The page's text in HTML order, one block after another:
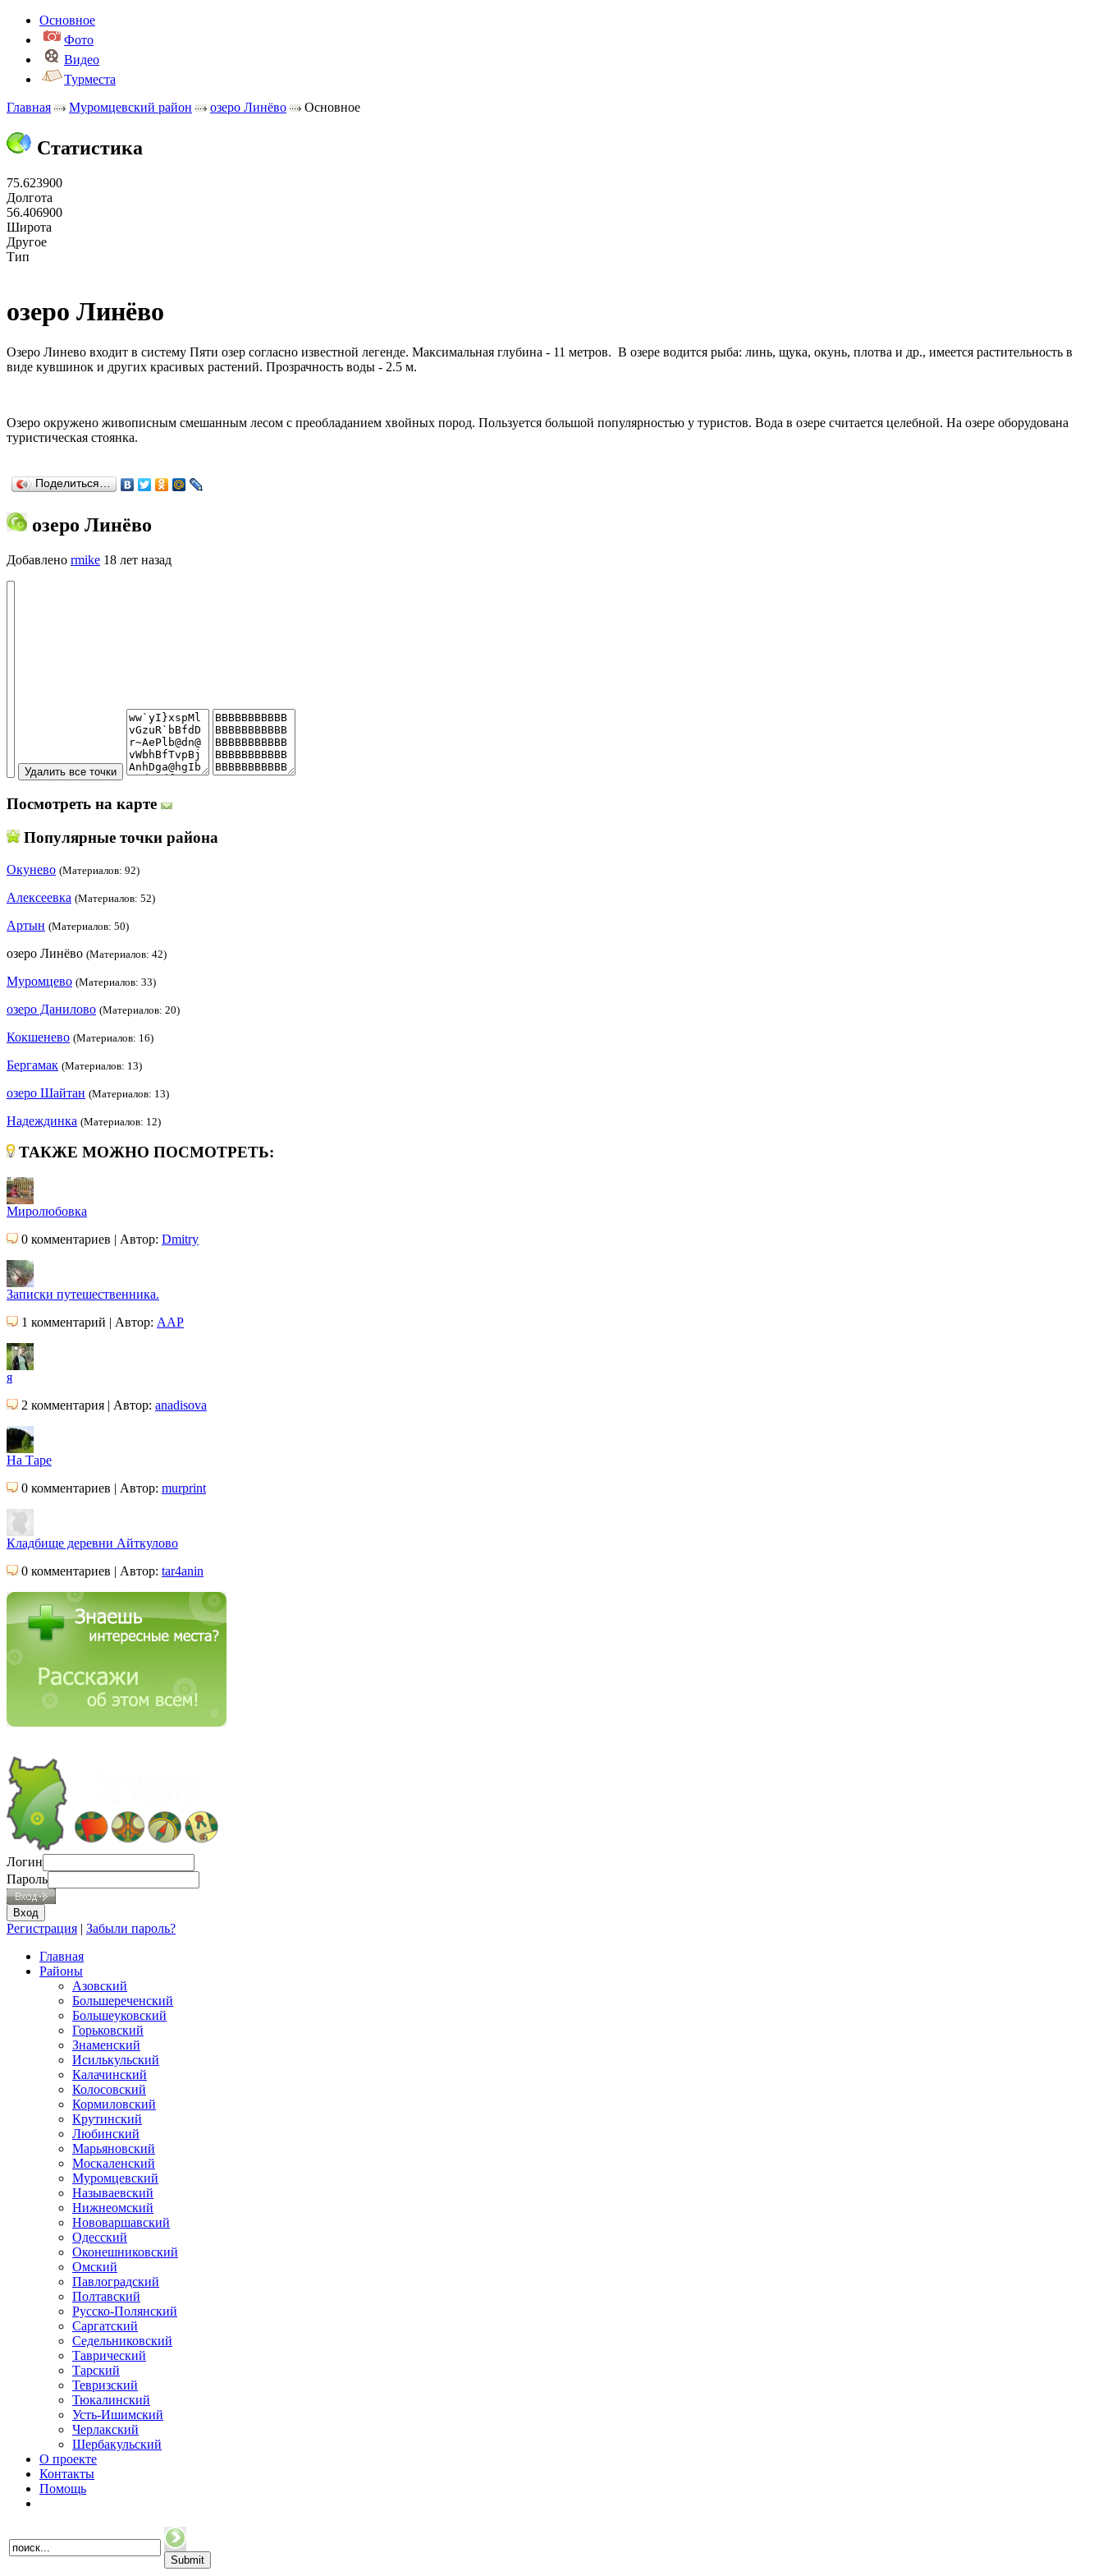
Основное
Фото
Видео
Турместа
Главная
Муромцевский район озеро Линёво Основное
Статистика
75.623900
Долгота
56.406900
Широта
Другое
Тип
озеро Линёво
Озеро Линево входит в систему Пяти озер согласно известной легенде. Максимальная глубина - 11 метров. В озере водится рыба: линь, щука, окунь, плотва и др., имеется растительность в
виде кувшинок и других красивых растений. Прозрачность воды - 2.5 м.
Озеро окружено живописным смешанным лесом с преобладанием хвойных пород. Пользуется большой популярностью у туристов. Вода в озере считается целебной. На озере оборудована
туристическая стоянка.
Поделиться…
озеро Линёво
Добавлено rmike 18 лет назад
Посмотреть на карте
Популярные точки района
Окунево (Материалов: 92)
Алексеевка (Материалов: 52)
Артын (Материалов: 50)
озеро Линёво (Материалов: 42)
Муромцево (Материалов: 33)
озеро Данилово (Материалов: 20)
Кокшенево (Материалов: 16)
Бергамак (Материалов: 13)
озеро Шайтан (Материалов: 13)
Надеждинка (Материалов: 12)
ТАКЖЕ МОЖНО ПОСМОТРЕТЬ:
Миролюбовка
0 комментариев | Автор: Dmitry
Записки путешественника.
1 комментарий | Автор: AAP
я
2 комментария | Автор: anadisova
На Таре
0 комментариев | Автор: murprint
Кладбище деревни Айткулово
0 комментариев | Автор: tar4anin
Логин
Пароль
Регистрация | Забыли пароль?
Главная
Районы
Азовский
Большереченский
Большеуковский
Горьковский
Знаменский
Исилькульский
Калачинский
Колосовский
Кормиловский
Крутинский
Любинский
Марьяновский
Москаленский
Муромцевский
Называевский
Нижнеомский
Нововаршавский
Одесский
Оконешниковский
Омский
Павлоградский
Полтавский
Русско-Полянский
Саргатский
Седельниковский
Таврический
Тарский
Тевризский
Тюкалинский
Усть-Ишимский
Черлакский
Шербакульский
О проекте
Контакты
Помощь